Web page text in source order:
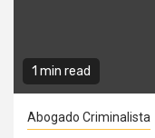
1 min read
Abogado Criminalista